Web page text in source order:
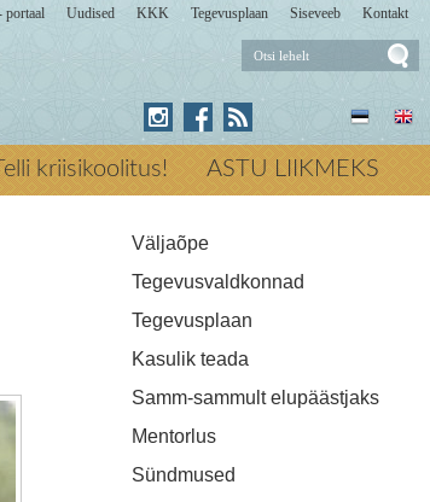
portaal Uudised KKK Tegevusplaan Siseveeb Kontakt
kriisikoolitus! ASTU LIIKMEKS
Väljaõpe
Tegevusvaldkonnad
Tegevusplaan
Kasulik teada
Samm-sammult elupäästjaks
Mentorlus
Sündmused